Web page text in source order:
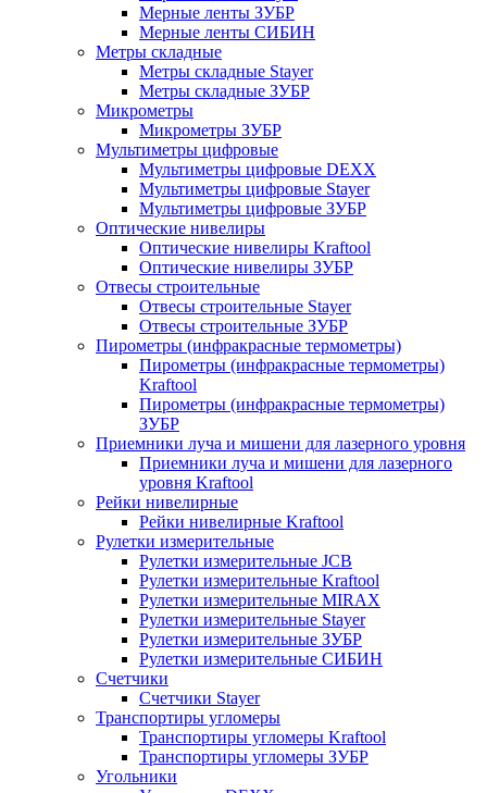
Мерные ленты ЗУБР
Мерные ленты СИБИН
Метры складные
Метры складные Stayer
Метры складные ЗУБР
Микрометры
Микрометры ЗУБР
Мультиметры цифровые
Мультиметры цифровые DEXX
Мультиметры цифровые Stayer
Мультиметры цифровые ЗУБР
Оптические нивелиры
Оптические нивелиры Kraftool
Оптические нивелиры ЗУБР
Отвесы строительные
Отвесы строительные Stayer
Отвесы строительные ЗУБР
Пирометры (инфракрасные термометры)
Пирометры (инфракрасные термометры)
Kraftool
Пирометры (инфракрасные термометры)
ЗУБР
Приемники луча и мишени для лазерного уровня
Приемники луча и мишени для лазерного
уровня Kraftool
Рейки нивелирные
Рейки нивелирные Kraftool
Рулетки измерительные
Рулетки измерительные JCB
Рулетки измерительные Kraftool
Рулетки измерительные MIRAX
Рулетки измерительные Stayer
Рулетки измерительные ЗУБР
Рулетки измерительные СИБИН
Счетчики
Счетчики Stayer
Транспортиры угломеры
Транспортиры угломеры Kraftool
Транспортиры угломеры ЗУБР
Угольники